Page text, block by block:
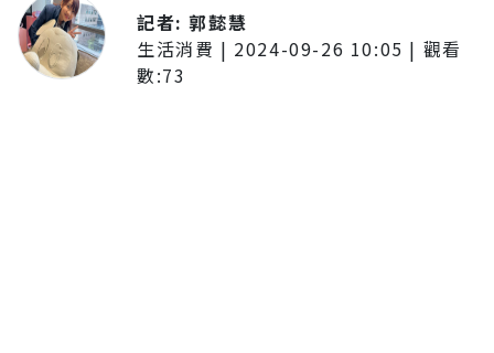
記者:郭懿慧
生活消費 | 2024-09-26 10:05 | 觀看
數:73